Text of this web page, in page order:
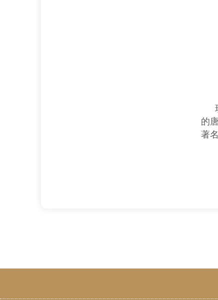
的
著